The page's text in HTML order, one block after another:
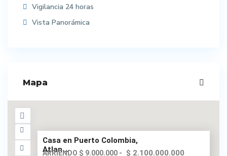
Vigilancia 24 horas
Vista Panorámica
Mapa
Casa en Puerto Colombia,
Atlan...
ARRIENDO $ 9.000.000 - $ 2.100.000.000